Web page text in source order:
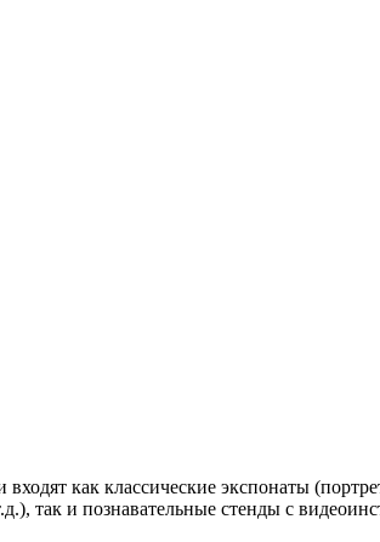
как классические экспонаты
так и познавательные стенды с